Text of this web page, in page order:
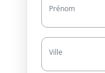
Prénom
Ville